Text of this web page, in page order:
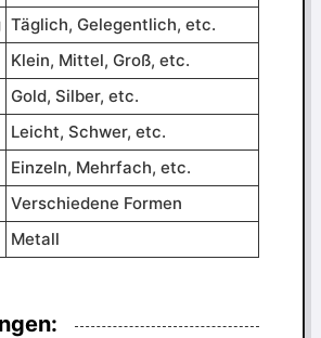
Täglich, Gelegentlich, etc.
Klein, Mittel, Groß, etc.
Gold, Silber, etc.
Leicht, Schwer, etc.
Einzeln, Mehrfach, etc.
Verschiedene Formen
Metall